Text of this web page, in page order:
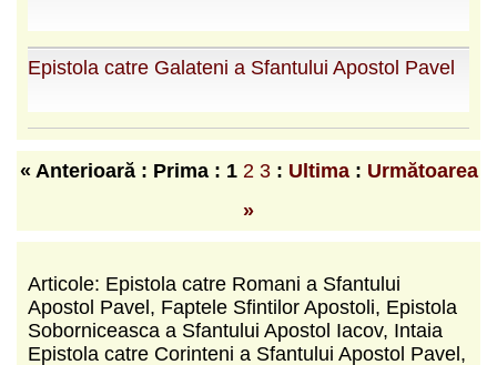
Epistola catre Galateni a Sfantului Apostol Pavel
« Anterioară : Prima : 1 2 3 : Ultima: Următoarea
»
Articole: Epistola catre Romani a Sfantului
Apostol Pavel, Faptele Sfintilor Apostoli, Epistola
Soborniceasca a Sfantului Apostol Iacov, Intaia
Epistola catre Corinteni a Sfantului Apostol Pavel,